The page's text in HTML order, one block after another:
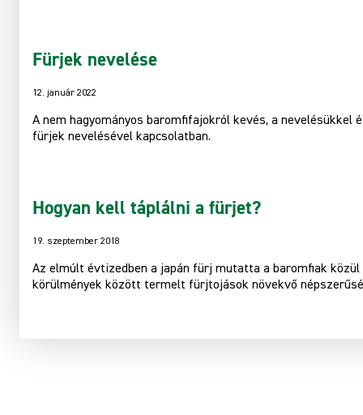
Fürjek nevelése
12. január 2022
A nem hagyományos baromfifajokról kevés, a
fürjek nevelésével kapcsolatban.
Hogyan kell táplálni a fürjet?
19. szeptember 2018
Az elmúlt évtizedben a japán fürj mutatta a baromfiak
körülmények között termelt fürjtojások növekvő